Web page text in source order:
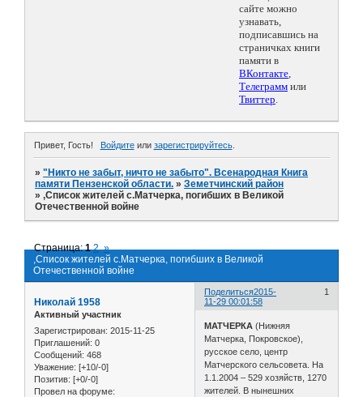
сайте можно
узнавать,
подписавшись на
страничках книги
памяти в
ВКонтакте,
Телеграмм или
Твиттер.
Привет, Гость! Войдитеили зарегистрируйтесь.
»"Никто не забыт, ничто не забыто". Всенародная Книга
памяти Пензенской области. »Земетчинский район
»,Список жителей с.Матчерка, погибших в Великой
Отечественной войне
,Список жителей с.Матчерка, погибших в Великой
Отечественной войне
Страница:1 2 »
Поделиться 1
2015-
11-29 00:01:58
Николай 1958
Активный участник
Зарегистрирован: 2015-11-25
Приглашений: 0
Сообщений: 468
Уважение: [+10/-0]
Позитив: [+0/-0]
Провел на форуме:
МАТЧЕРКА (Нижняя
Матчерка, Покровское),
русское село, центр
Матчерского сельсовета. На
1.1.2004 – 529 хозяйств, 1270
жителей. В нынешних